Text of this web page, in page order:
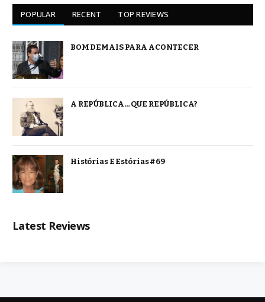
POPULAR RECENT TOP REVIEWS
BOM DEMAIS PARA ACONTECER
A REPÚBLICA… QUE REPÚBLICA?
Histórias E Estórias #69
Latest Reviews